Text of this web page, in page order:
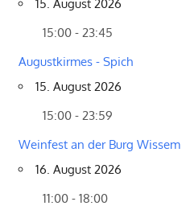
15. August 2026
15:00 - 23:45
Augustkirmes - Spich
15. August 2026
15:00 - 23:59
Weinfest an der Burg Wissem
16. August 2026
11:00 - 18:00